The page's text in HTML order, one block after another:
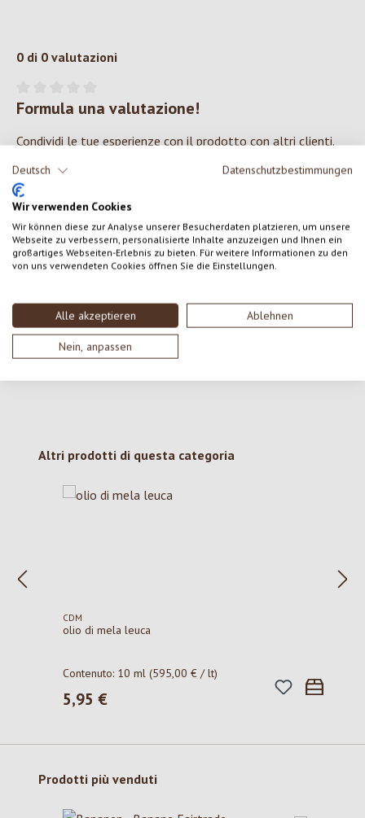
Deutsch Datenschutzbestimmungen
Wir verwenden Cookies
Wir können diese zur Analyse unserer Besucherdaten platzieren, um unsere
Webseite zu verbessern, personalisierte Inhalte anzuzeigen und Ihnen ein
großartiges Webseiten-Erlebnis zu bieten. Für weitere Informationen zu den
von uns verwendeten Cookies öffnen Sie die Einstellungen.
Alle akzeptieren Ablehnen
Nein, anpassen
0 di 0 valutazioni
Valutazione media di 0 su 5 stelle
Formula una valutazione!
Condividi le tue esperienze con il prodotto con altri clienti.
Visualizza le valutazioni solo nella lingua corrente.
con gli altri.
Salta la galleria dei prodotti
Altri prodotti di questa categoria
CDM
olio di mela leuca
Contenuto: 10 ml(595,00 € / lt)
Prezzo normale:
5,95 €
Salta la galleria dei prodotti
Prodotti più venduti